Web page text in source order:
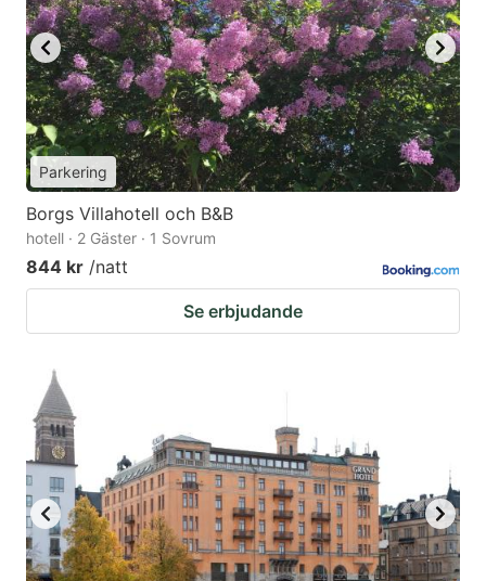
Parkering
Borgs Villahotell och B&B
hotell · 2 Gäster · 1 Sovrum
844 kr /natt
Se erbjudande